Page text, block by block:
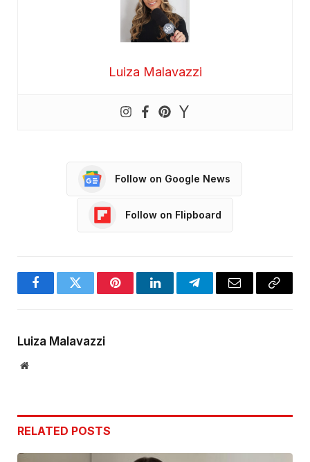
Luiza Malavazzi
Follow on Google News
Follow on Flipboard
FacebookTwitter PinterestLinkedInTelegramEmail
Copy
Luiza Malavazzi
Website
RELATED POSTS